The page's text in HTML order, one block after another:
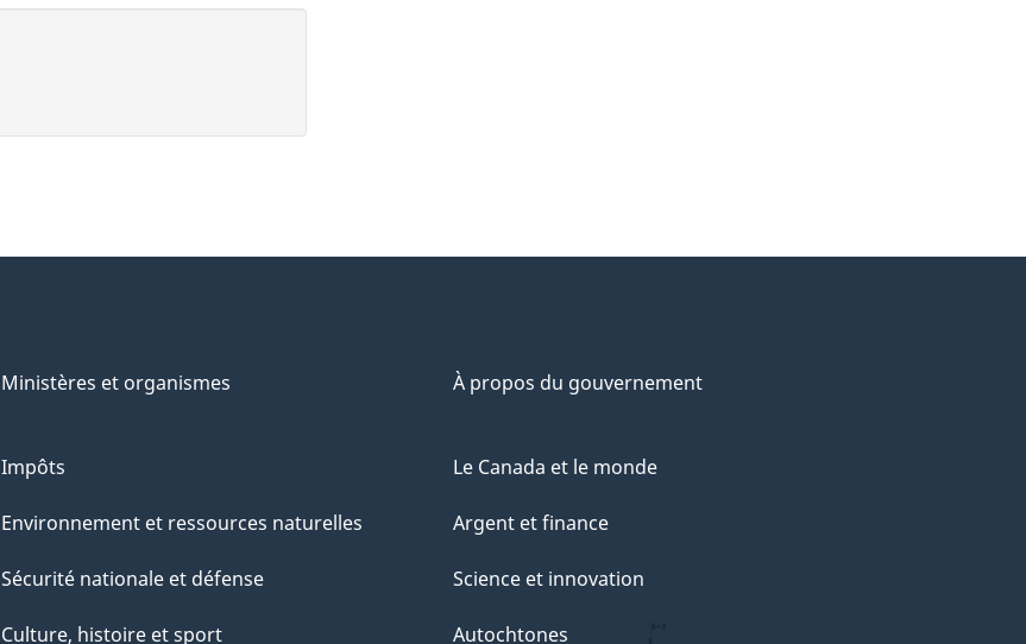
Ministères et organismes À propos du gouvernement
Impôts
Environnement et ressources naturelles
Sécurité nationale et défense
Culture, histoire et sport
Le Canada et le monde
Argent et finance
Science et innovation
Autochtones